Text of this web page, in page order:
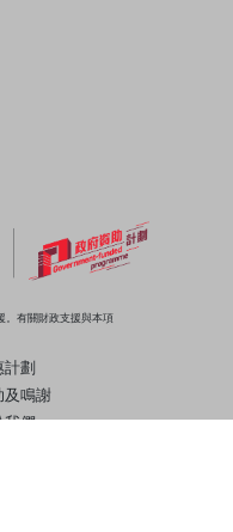
。有關財政支援與本項
計劃
及鳴謝
我們